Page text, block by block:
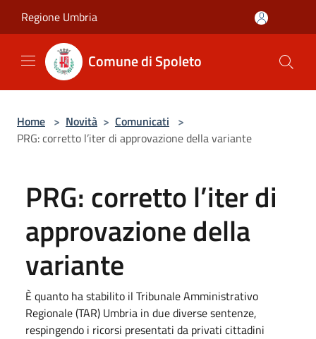
Regione Umbria
Comune di Spoleto
Home > Novità > Comunicati >
PRG: corretto l’iter di approvazione della variante
PRG: corretto l’iter di
approvazione della
variante
È quanto ha stabilito il Tribunale Amministrativo
Regionale (TAR) Umbria in due diverse sentenze,
respingendo i ricorsi presentati da privati cittadini